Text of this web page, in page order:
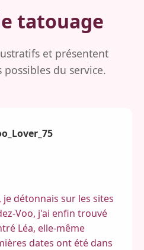
tatouage
et présentent
du service.
détonnais sur les sites
Voo, j'ai enfin trouvé
Léa, elle-même
dates ont été dans